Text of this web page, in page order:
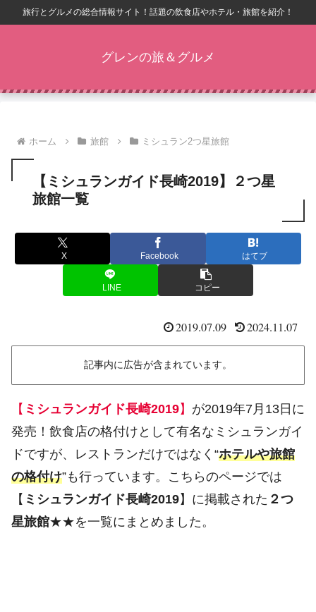
旅行とグルメの総合情報サイト！話題の飲食店やホテル・旅館を紹介！
グレンの旅＆グルメ
ホーム 旅館 ミシュラン2つ星旅館
【ミシュランガイド長崎2019】２つ星
旅館一覧
X Facebook はてブ
LINE コピー
2019.07.09 2024.11.07
記事内に広告が含まれています。
【 ミシュランガイド長崎2019】 が2019年7月13日に
発売！飲食店の格付けとして有名なミシュランガイ
ドですが、レストランだけではなく“ホテルや旅館
の格付け”も行っています。こちらのページでは
【 ミシュランガイド長崎2019】に掲載された ２つ
星旅館★★を一覧にまとめました。